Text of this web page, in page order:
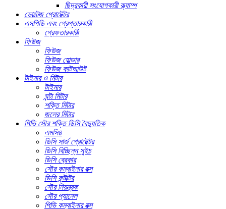
ছিদ্রকারী সংযোগকারী ক্ল্যাম্প
ভোল্টেজ প্রোটেক্টর
এসপিডি এবং গ্রেপ্তারকারী
গ্রেফতারকারী
ফিউজ
ফিউজ
ফিউজ হোল্ডার
ফিউজ কাটআউট
টাইমার ও মিটার
টাইমার
ঘন্টা মিটার
শক্তি মিটার
জলের মিটার
পিভি সৌর শক্তি ডিসি বৈদ্যুতিক
এমসি৪
ডিসি সার্জ প্রোটেক্টর
ডিসি বিচ্ছিন্ন সুইচ
ডিসি ব্রেকার
সৌর কম্বাইনার বক্স
ডিসি কন্টাক্টর
সৌর নিয়ন্ত্রক
সৌর প্যানেল
পিভি কম্বাইনার বক্স